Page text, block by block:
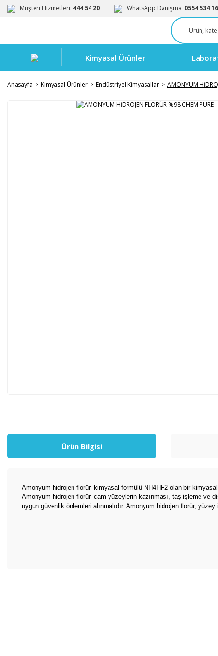
Müşteri Hizmetleri: 444 54 20 WhatsApp Danışma: 0554 534
Kimyasal Ürünler
Anasayfa Kimyasal Ürünler Endüstriyel Kimyasallar AMONYUM
Ürün Bilgisi
Amonyum hidrojen florür, kimyasal formülü NH4HF2 olan bir
Amonyum hidrojen florür, cam yüzeylerin kazınması, taş işleme ve
uygun güvenlik önlemleri alınmalıdır. Amonyum hidrojen florür,